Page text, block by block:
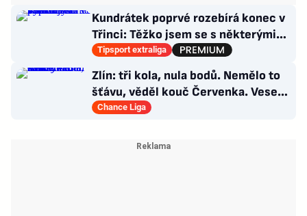
Kundrátek poprvé rozebírá konec v
Třinci: Těžko jsem se s některými
věcmi vyrovnával
Tipsport extraliga
Zlín: tři kola, nula bodů. Nemělo to
šťávu, věděl kouč Červenka. Veselý
dostal dárek
Chance Liga